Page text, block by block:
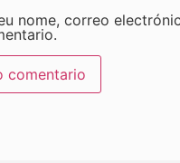
nome, correo